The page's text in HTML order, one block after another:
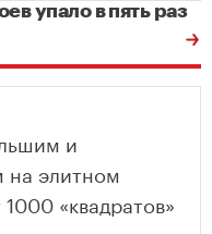
упало в пять раз
и
на элитном
«квадратов»